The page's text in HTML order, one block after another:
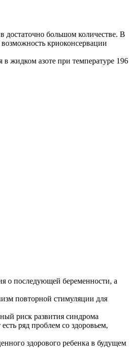
достаточно большом количестве. В
криоконсервации
жидком азоте при температуре 196
о последующей беременности, а
повторной стимуляции для
риск развития синдрома
ряд проблем со здоровьем,
здорового ребенка в будущем